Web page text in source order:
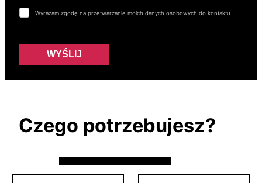
Wyrażam zgodę na przetwarzanie moich danych osobowych do kontaktu
WYŚLIJ
Czego potrzebujesz?